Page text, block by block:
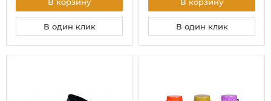
В один клик В один клик